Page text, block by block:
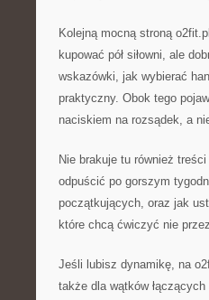
Kolejną mocną stroną
kupować pół siłowni, ale
wskazówki, jak wybierać
praktyczny. Obok tego
naciskiem na rozsądek, a
Nie brakuje tu również
odpuścić po gorszym
początkujących, oraz jak
które chcą ćwiczyć nie
Jeśli lubisz dynamikę, na
także dla wątków